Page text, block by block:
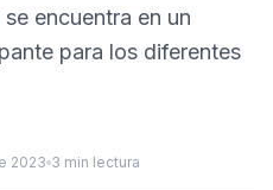
encuentra en un
para los diferentes
2023 3 min lectura